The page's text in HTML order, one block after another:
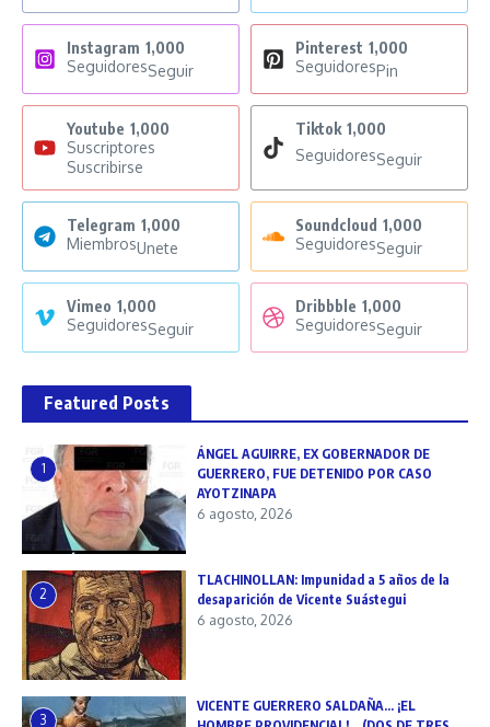
Instagram 1,000
SeguidoresSeguir
Pinterest 1,000
SeguidoresPin
Youtube 1,000
Suscriptores
Suscribirse
Tiktok 1,000
SeguidoresSeguir
Telegram 1,000
MiembrosUnete
Soundcloud 1,000
SeguidoresSeguir
Vimeo 1,000
SeguidoresSeguir
Dribbble 1,000
SeguidoresSeguir
Featured Posts
1
ÁNGEL AGUIRRE, EX GOBERNADOR DE
GUERRERO, FUE DETENIDO POR CASO
AYOTZINAPA
6 agosto, 2026
2
TLACHINOLLAN: Impunidad a 5 años de la
desaparición de Vicente Suástegui
6 agosto, 2026
3
VICENTE GUERRERO SALDAÑA… ¡EL